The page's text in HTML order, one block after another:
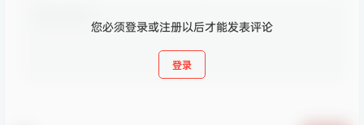
您必须登录或注册以后才能发表评论
登录